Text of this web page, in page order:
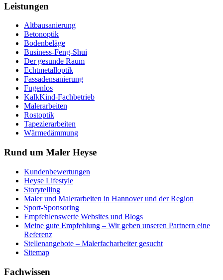
Leistungen
Altbausanierung
Betonoptik
Bodenbeläge
Business-Feng-Shui
Der gesunde Raum
Echtmetalloptik
Fassadensanierung
Fugenlos
KalkKind-Fachbetrieb
Malerarbeiten
Rostoptik
Tapezierarbeiten
Wärmedämmung
Rund um Maler Heyse
Kundenbewertungen
Heyse Lifestyle
Storytelling
Maler und Malerarbeiten in Hannover und der Region
Sport-Sponsoring
Empfehlenswerte Websites und Blogs
Meine gute Empfehlung – Wir geben unseren Partnern eine
Referenz
Stellenangebote – Malerfacharbeiter gesucht
Sitemap
Fachwissen